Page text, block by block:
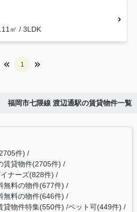
㎡ / 3LDK
1
福岡市七隈線 渡辺通駅の賃貸物件一覧
件)
賃貸物件(2705件)
ナーズ(828件)
無料の物件(677件)
無料の物件(646件)
貸物件特集(550件) ペット可(449件)